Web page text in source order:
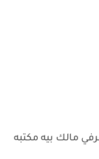
مالك بيه مكتبه